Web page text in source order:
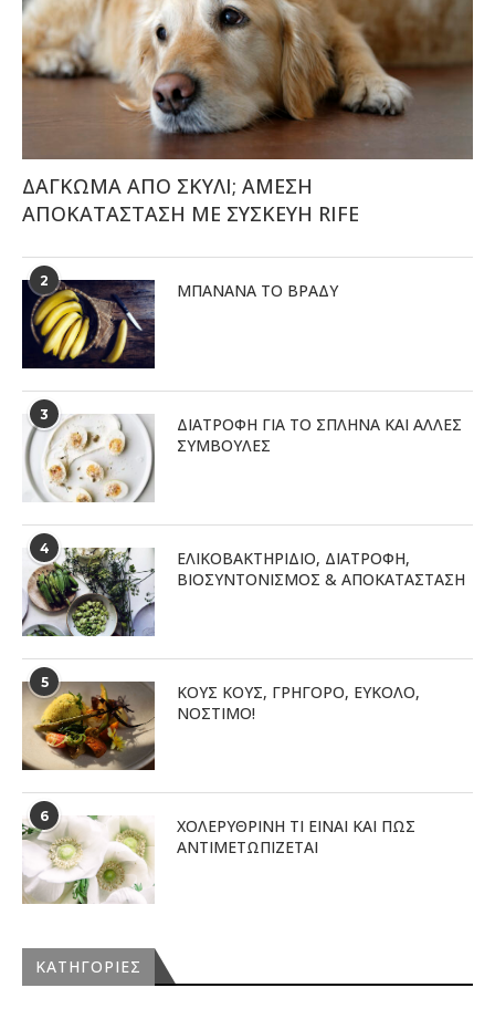
ΔΑΓΚΩΜΑ ΑΠΟ ΣΚΥΛΙ; ΑΜΕΣΗ
ΑΠΟΚΑΤΑΣΤΑΣΗ ΜΕ ΣΥΣΚΕΥΗ RIFE
2 ΜΠΑΝΆΝΑ ΤΟ ΒΡΆΔΥ
3
ΔΙΑΤΡΟΦΉ ΓΙΑ ΤΟ ΣΠΛΉΝΑ ΚΑΙ ΆΛΛΕΣ
ΣΥΜΒΟΥΛΈΣ
4
ΕΛΙΚΟΒΑΚΤΗΡΊΔΙΟ, ΔΙΑΤΡΟΦΉ,
ΒΙΟΣΥΝΤΟΝΙΣΜΌΣ & ΑΠΟΚΑΤΆΣΤΑΣΗ
5
ΚΟΥΣ ΚΟΥΣ, ΓΡΗΓΟΡΟ, ΕΥΚΟΛΟ,
ΝΟΣΤΙΜΟ!
6
ΧΟΛΕΡΥΘΡΙΝΗ ΤΙ ΕΙΝΑΙ ΚΑΙ ΠΩΣ
ΑΝΤΙΜΕΤΩΠΙΖΕΤΑΙ
KΑΤΗΓΟΡΊΕΣ